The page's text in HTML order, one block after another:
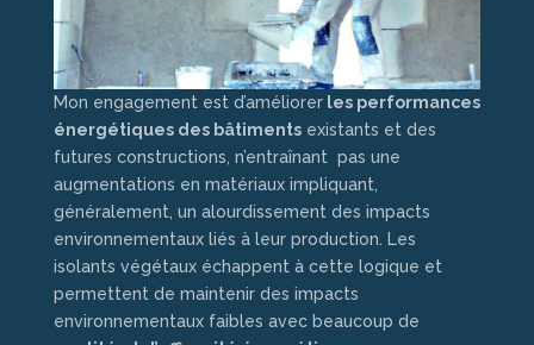
Mon engagement est d’améliorerles performances
énergétiques des bâtimentsexistants et des
futures constructions, n’entraînant pas une
augmentations en matériaux impliquant,
généralement, un alourdissement des impacts
environnementaux liés à leur production. Les
isolants végétaux échappent à cette logique et
permettent de maintenir des impacts
environnementaux faibles avec beaucoup de